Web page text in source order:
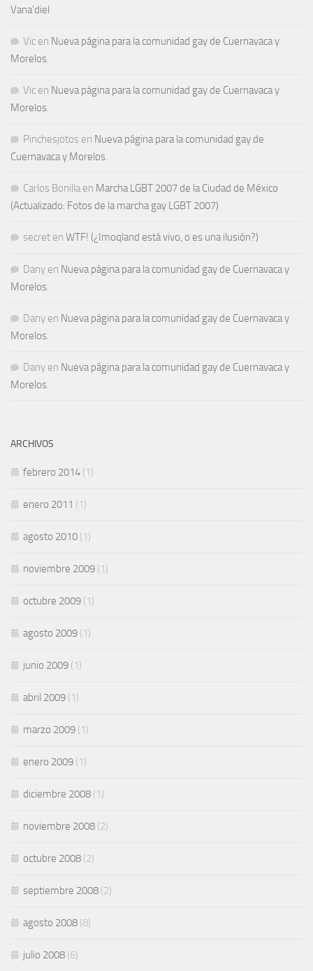
Vana’diel
Vic en Nueva página para la comunidad gay de Cuernavaca y
Morelos.
Vic en Nueva página para la comunidad gay de Cuernavaca y
Morelos.
Pinchesjotos en Nueva página para la comunidad gay de
Cuernavaca y Morelos.
Carlos Bonilla en Marcha LGBT 2007 de la Ciudad de México
(Actualizado: Fotos de la marcha gay LGBT 2007)
secret en WTF! (¿Imoqland está vivo, o es una ilusión?)
Dany en Nueva página para la comunidad gay de Cuernavaca y
Morelos.
Dany en Nueva página para la comunidad gay de Cuernavaca y
Morelos.
Dany en Nueva página para la comunidad gay de Cuernavaca y
Morelos.
ARCHIVOS
febrero 2014 (1)
enero 2011 (1)
agosto 2010 (1)
noviembre 2009 (1)
octubre 2009 (1)
agosto 2009 (1)
junio 2009 (1)
abril 2009 (1)
marzo 2009 (1)
enero 2009 (1)
diciembre 2008 (1)
noviembre 2008 (2)
octubre 2008 (2)
septiembre 2008 (2)
agosto 2008 (8)
julio 2008 (6)